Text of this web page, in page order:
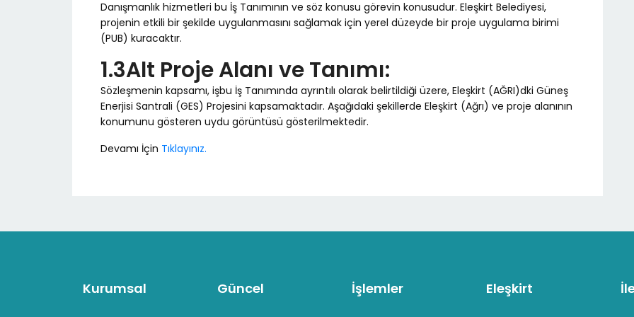
Danışmanlık hizmetleri bu İş Tanımının ve söz konusu görevin konusudur. Eleşkirt Belediyesi,
projenin etkili bir şekilde uygulanmasını sağlamak için yerel düzeyde bir proje uygulama birimi
(PUB) kuracaktır.
1.3Alt Proje Alanı ve Tanımı:
Sözleşmenin kapsamı, işbu İş Tanımında ayrıntılı olarak belirtildiği üzere, Eleşkirt (AĞRI)dki Güneş
Enerjisi Santrali (GES) Projesini kapsamaktadır. Aşağıdaki şekillerde Eleşkirt (Ağrı) ve proje alanının
konumunu gösteren uydu görüntüsü gösterilmektedir.
Devamı İçin Tıklayınız.
Kurumsal Güncel İşlemler Eleşkirt